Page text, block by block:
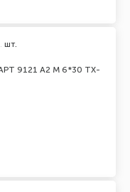
9121 А2 M 6*30 TX-
шт.